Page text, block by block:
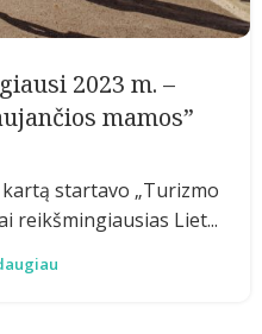
2023 m. –
mamos”
startavo „Turizmo
reikšmingiausias Liet...